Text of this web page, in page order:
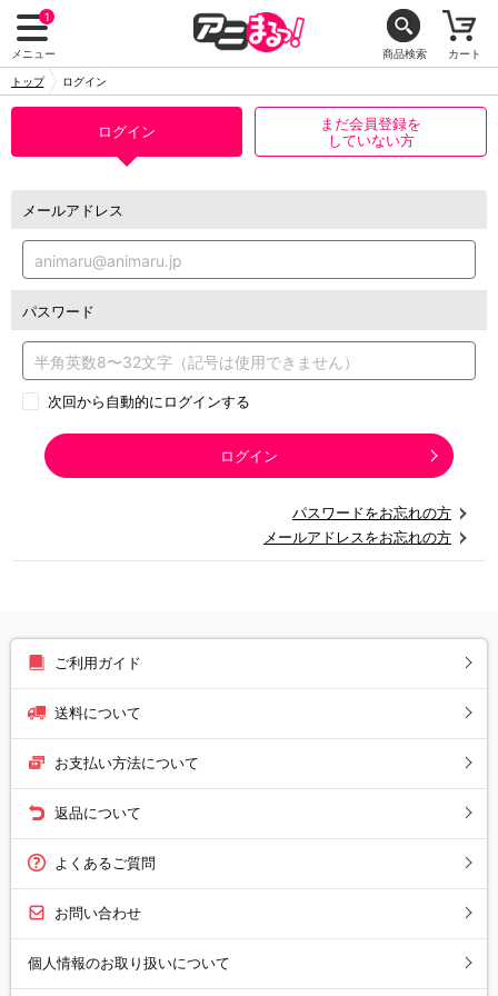
1
メニュー 商品検索 カート
トップ ログイン
ログイン
まだ会員登録を
していない方
メールアドレス
パスワード
次回から自動的にログインする
ログイン
パスワードをお忘れの方
メールアドレスをお忘れの方
ご利用ガイド
送料について
お支払い方法について
返品について
よくあるご質問
お問い合わせ
個人情報のお取り扱いについて